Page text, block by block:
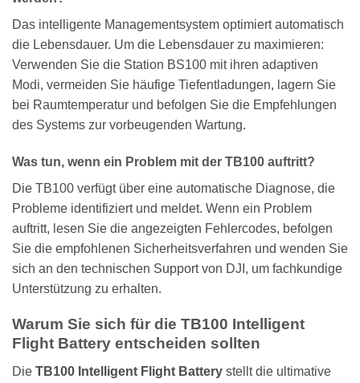
Das intelligente Managementsystem optimiert automatisch
die Lebensdauer. Um die Lebensdauer zu maximieren:
Verwenden Sie die Station BS100 mit ihren adaptiven
Modi, vermeiden Sie häufige Tiefentladungen, lagern Sie
bei Raumtemperatur und befolgen Sie die Empfehlungen
des Systems zur vorbeugenden Wartung.
Was tun, wenn ein Problem mit der TB100 auftritt?
Die TB100 verfügt über eine automatische Diagnose, die
Probleme identifiziert und meldet. Wenn ein Problem
auftritt, lesen Sie die angezeigten Fehlercodes, befolgen
Sie die empfohlenen Sicherheitsverfahren und wenden Sie
sich an den technischen Support von DJI, um fachkundige
Unterstützung zu erhalten.
Warum Sie sich für die TB100 Intelligent
Flight Battery entscheiden sollten
Die TB100 Intelligent Flight Battery stellt die ultimative